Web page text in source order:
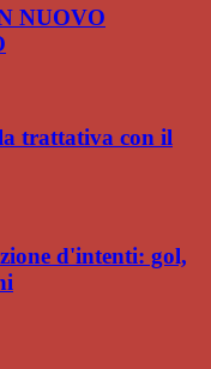
NUOVO
trattativa con il
d'intenti: gol,